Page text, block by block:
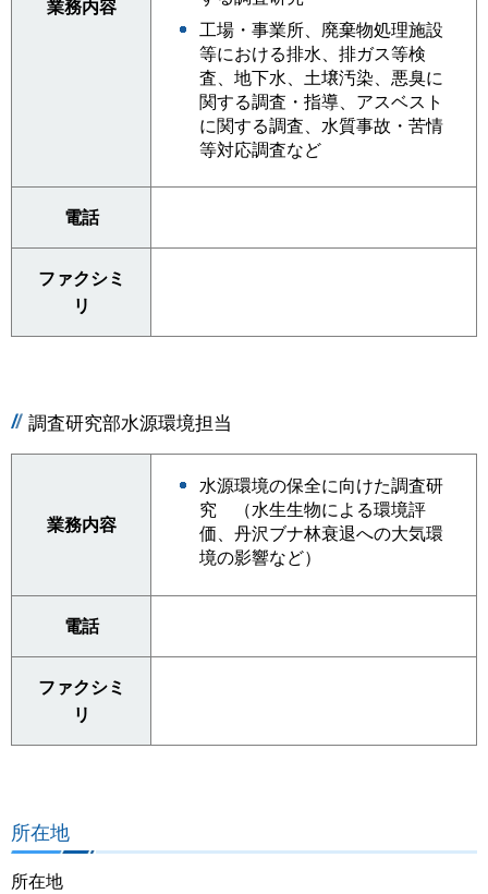
業務内容
工場・事業所、廃棄物処理施設
等における排水、排ガス等検
査、地下水、土壌汚染、悪臭に
関する調査・指導、アスベスト
に関する調査、水質事故・苦情
等対応調査など
電話
ファクシミ
リ
調査研究部水源環境担当
業務内容
水源環境の保全に向けた調査研
究 （水生生物による環境評
価、丹沢ブナ林衰退への大気環
境の影響など）
電話
ファクシミ
リ
所在地
所在地